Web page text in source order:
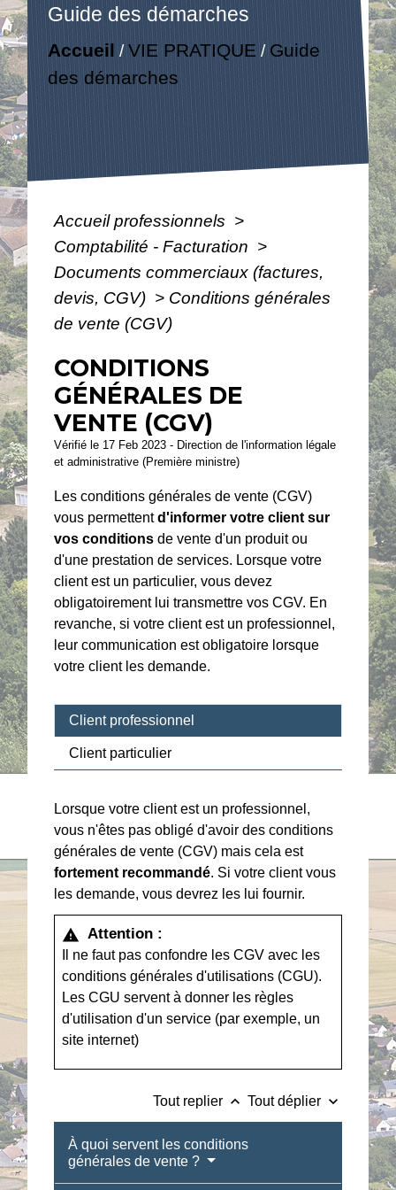
Guide des démarches
Accueil /VIE PRATIQUE / Guide
des démarches
Accueil professionnels >
Comptabilité - Facturation >
Documents commerciaux (factures,
devis, CGV) > Conditions générales
de vente (CGV)
CONDITIONS
GÉNÉRALES DE
VENTE (CGV)
Vérifié le 17 Feb 2023 - Direction de l'information légale
et administrative (Première ministre)
Les conditions générales de vente (CGV)
vous permettentd'informer votre client sur
vos conditions de vente d'un produit ou
d'une prestation de services. Lorsque votre
client est un particulier, vous devez
obligatoirement lui transmettre vos CGV. En
revanche, si votre client est un professionnel,
leur communication est obligatoire lorsque
votre client les demande.
Client professionnel
Client particulier
Lorsque votre client est un professionnel,
vous n'êtes pas obligé d'avoir des conditions
générales de vente (CGV) mais cela est
fortement recommandé. Si votre client vous
les demande, vous devrez les lui fournir.
warning Attention :
Il ne faut pas confondre les CGV avec les
conditions générales d'utilisations (CGU).
Les CGU servent à donner les règles
d'utilisation d'un service (par exemple, un
site internet)
Tout replier keyboard_arrow_up Tout déplier keyboard_arrow_down
À quoi servent les conditions
générales de vente ?